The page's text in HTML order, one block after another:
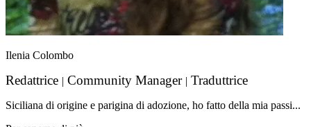
Ilenia Colombo
Redattrice | Community Manager | Traduttrice
Siciliana di origine e parigina di adozione, ho fatto della mia passi...